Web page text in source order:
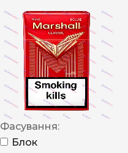
Фасування:
Блок